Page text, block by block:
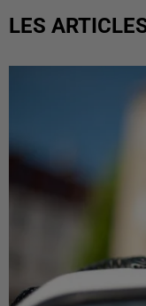
LES